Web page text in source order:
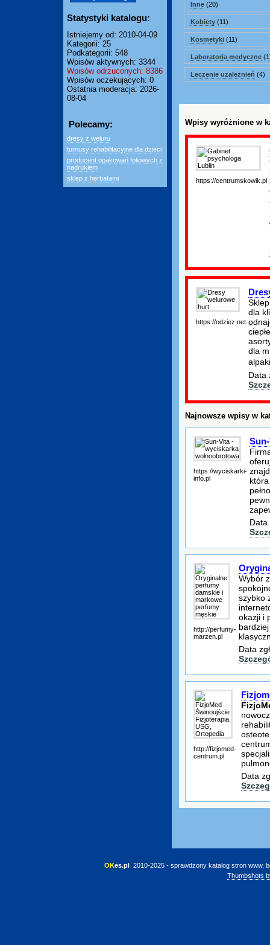
Statystyki katalogu:
Istniejemy od: 2010-04-09
Kategorii: 25
Podkategorii: 548
Wpisów aktywnych: 3344
Wpisów odrzuconych: 8386
Wpisów oczekujących: 0
Ostatnia moderacja: 2026-
08-04
Polecamy:
dresy z weluru
turnusy rehabilitacyjne dla dzieci
producent opakowań foliowych z
nadrukiem
sklep z herbatami
Inne (20)
Kobiety (11)
Kosmetyki (11)
Laboratoria medyczne
Leczenie uzależnień (4)
Wpisy wyróżnione w
https://centrumskowik.pl
https://odziez.net
dla
dla
Data
Najnowsze wpisy w
https://wyciskarki-
info.pl
Data
http://perfumy-
marzen.pl
Wybór
szybko
okazji i
Data
http://fizjomed-
centrum.pl
Data
OKes.pl
 2010-2025 - sprawdzony katalog stron www,
Thumbshots